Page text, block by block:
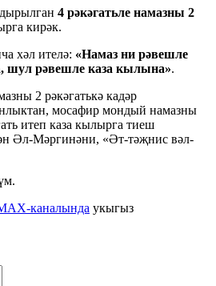
4 рәкәгатьле намазны 2
кирәк.
хәл ителә: «Намаз ни рәвешле
шул рәвешле каза кылына».
2 рәкәгатькә кадәр
мосафир мондый намазны
итеп каза кылырга тиеш
Әл-Мәргинәни, «Әт-тәҗнис вәл-
каналында укыгыз